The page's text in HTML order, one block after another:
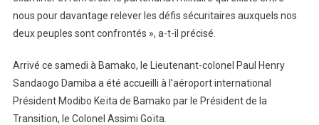
nous pour davantage relever les défis sécuritaires auxquels nos
deux peuples sont confrontés », a-t-il précisé.
Arrivé ce samedi à Bamako, le Lieutenant-colonel Paul Henry
Sandaogo Damiba a été accueilli à l’aéroport international
Président Modibo Keïta de Bamako par le Président de la
Transition, le Colonel Assimi Goïta.